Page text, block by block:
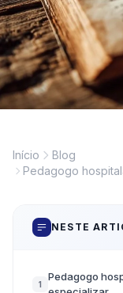
Início
Blog
Pedagogo
NESTE
1
Pedagogo